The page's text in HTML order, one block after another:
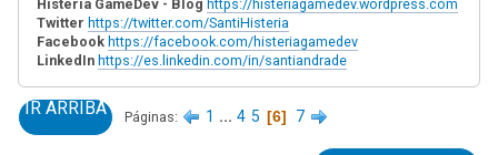
Histeria GameDev - Blog https://histeriagamedev.wordpress.com
Twitter https://twitter.com/SantiHisteria
Facebook https://facebook.com/histeriagamedev
LinkedIn https://es.linkedin.com/in/santiandrade
IR ARRIBA Páginas 1 ... 4 5 6 7